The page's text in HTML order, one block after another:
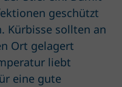
geschützt
Kürbisse sollten an
Ort gelagert
liebt
eine gute